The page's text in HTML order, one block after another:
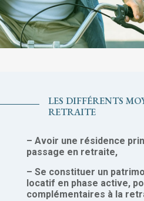
LES DIFFÉRENTS
RETRAITE
– Avoir une résidence
passage en retraite,
– Se constituer un
locatif en phase active,
complémentaires à la